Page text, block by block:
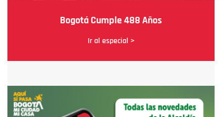
Bogotá Cumple 488 Años
Ir al especial >